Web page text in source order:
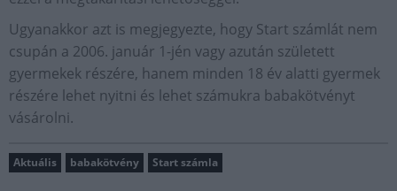
Ugyanakkor azt is megjegyezte, hogy Start számlát nem
csupán a 2006. január 1-jén vagy azután született
gyermekek részére, hanem minden 18 év alatti gyermek
részére lehet nyitni és lehet számukra babakötvényt
vásárolni.
Aktuális babakötvény Start számla